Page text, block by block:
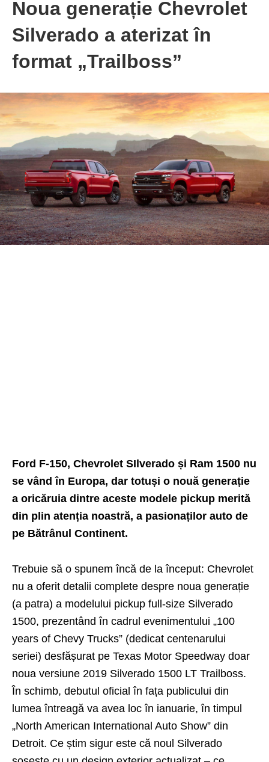
Noua generație Chevrolet
Silverado a aterizat în
format „Trailboss”
Ford F-150, Chevrolet SIlverado și Ram 1500 nu
se vând în Europa, dar totuși o nouă generație
a oricăruia dintre aceste modele pickup merită
din plin atenția noastră, a pasionaților auto de
pe Bătrânul Continent.
Trebuie să o spunem încă de la început: Chevrolet
nu a oferit detalii complete despre noua generație
(a patra) a modelului pickup full-size Silverado
1500, prezentând în cadrul evenimentului „100
years of Chevy Trucks” (dedicat centenarului
seriei) desfășurat pe Texas Motor Speedway doar
noua versiune 2019 Silverado 1500 LT Trailboss.
În schimb, debutul oficial în fața publicului din
lumea întreagă va avea loc în ianuarie, în timpul
„North American International Auto Show” din
Detroit. Ce știm sigur este că noul Silverado